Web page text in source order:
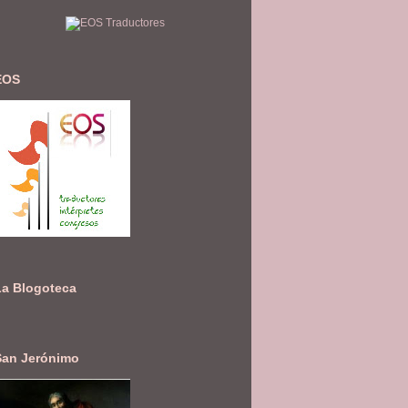
Blogoteca
Jerónimo